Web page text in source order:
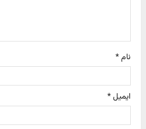
نام*
ایمیل*